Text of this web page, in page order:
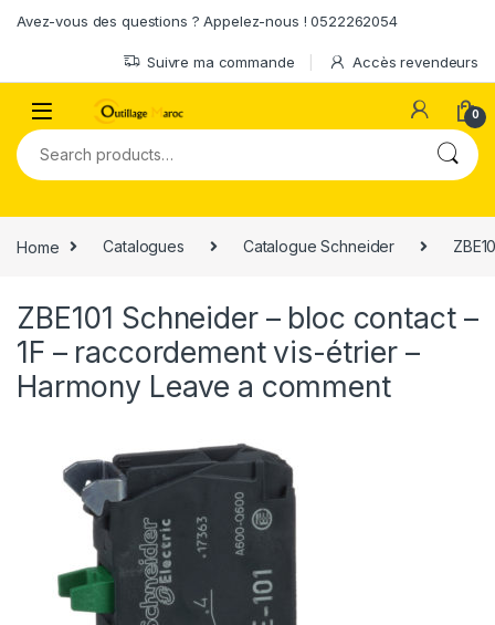
Avez-vous des questions ? Appelez-nous ! 0522262054
Suivre ma commande Accès revendeurs
0
Search for:
Home Catalogues Catalogue Schneider
ZBE101 Schneider – bloc contact –
1F – raccordement vis-étrier –
Harmony Leave a comment